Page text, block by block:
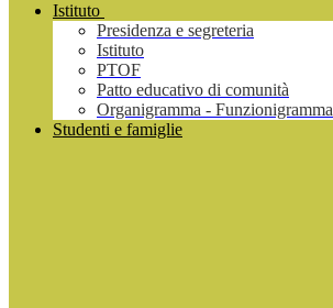
Istituto
Presidenza e segreteria
Istituto
PTOF
Patto educativo di comunità
Organigramma - Funzionigramma
Studenti e famiglie